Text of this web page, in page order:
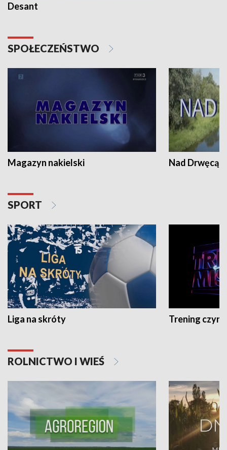
Desant
SPOŁECZEŃSTWO
Magazyn nakielski Nad Drwęcą
SPORT
Liga na skróty Trening czyni
ROLNICTWO I WIEŚ